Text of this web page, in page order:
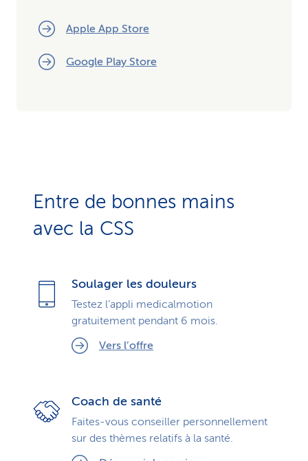
Apple App Store
Google Play Store
Entre de bonnes mains
avec la CSS
Soulager les douleurs
Testez l’appli medicalmotion
gratuitement pendant 6 mois.
Vers l’offre
Coach de santé
Faites-vous conseiller personnellement
sur des thèmes relatifs à la santé.